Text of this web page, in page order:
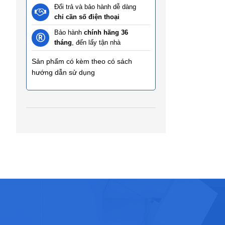
Đổi trả và bảo hành dễ dàng
chỉ cần số điện thoại
Bảo hành chính hãng 36
tháng, đến lấy tận nhà
Sản phẩm có kèm theo có sách
hướng dẫn sử dụng